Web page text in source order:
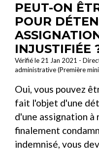
PEUT-ON
POUR
INJUSTIFIÉE
Vérifié le 21 Jan 2021 -
administrative (Première
Oui, vous pouvez
fait l'objet d'une
d'une assignation à
finalement
indemnisé, vous